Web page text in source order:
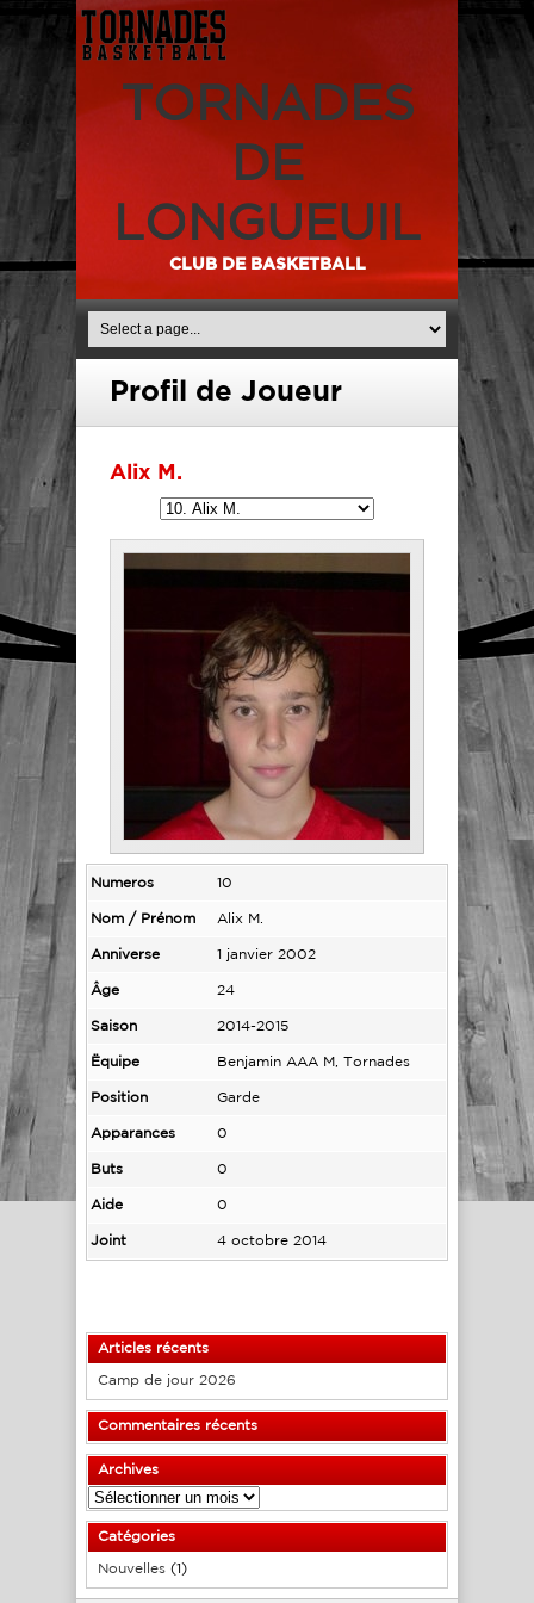
TORNADES
DE
LONGUEUIL
CLUB DE BASKETBALL
Profil de Joueur
Alix M.
Numeros 10
Nom / Prénom Alix M.
Anniverse 1 janvier 2002
Âge 24
Saison 2014-2015
Ëquipe Benjamin AAA M, Tornades
Position Garde
Apparances 0
Buts 0
Aide 0
Joint 4 octobre 2014
Articles récents
Camp de jour 2026
Commentaires récents
Archives
Archives
Catégories
Nouvelles (1)